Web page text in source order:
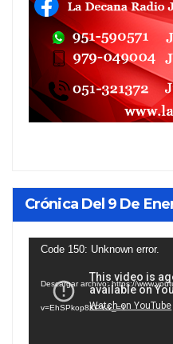
Crónica Del 9 De
Reproductor
vídeo
Code 150: Unknown error.
Descargar archivo: https://
v=EhSPkop8KPY&_=1